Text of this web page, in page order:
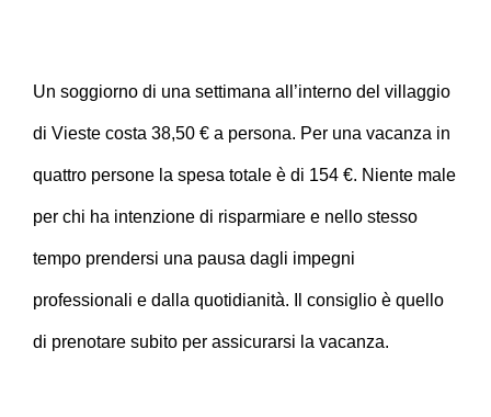
Un soggiorno di una settimana all’interno del villaggio
di Vieste costa 38,50 € a persona. Per una vacanza in
quattro persone la spesa totale è di 154 €. Niente male
per chi ha intenzione di risparmiare e nello stesso
tempo prendersi una pausa dagli impegni
professionali e dalla quotidianità. Il consiglio è quello
di prenotare subito per assicurarsi la vacanza.